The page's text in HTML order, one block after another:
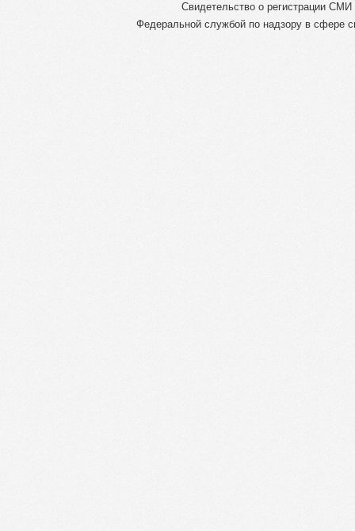
Свидетельство о регистрации
Федеральной службой по надзору в сфере